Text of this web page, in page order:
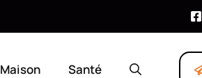
Maison Santé